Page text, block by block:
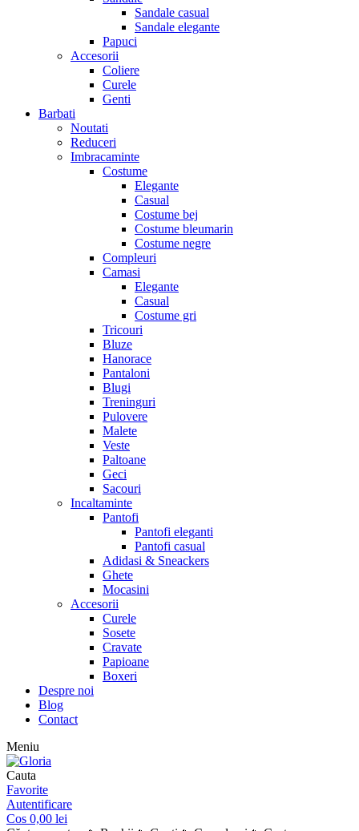
Sandale casual
Sandale elegante
Papuci
Accesorii
Coliere
Curele
Genti
Barbati
Noutati
Reduceri
Imbracaminte
Costume
Elegante
Casual
Costume bej
Costume bleumarin
Costume negre
Compleuri
Camasi
Elegante
Casual
Costume gri
Tricouri
Bluze
Hanorace
Pantaloni
Blugi
Treninguri
Pulovere
Malete
Veste
Paltoane
Geci
Sacouri
Incaltaminte
Pantofi
Pantofi eleganti
Pantofi casual
Adidasi & Sneackers
Ghete
Mocasini
Accesorii
Curele
Sosete
Cravate
Papioane
Boxeri
Despre noi
Blog
Contact
Meniu
Cauta
Favorite
Autentificare
Cos 0,00 lei